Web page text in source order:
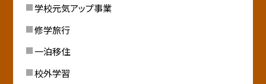
学校元気アップ事業
修学旅行
一泊移住
校外学習